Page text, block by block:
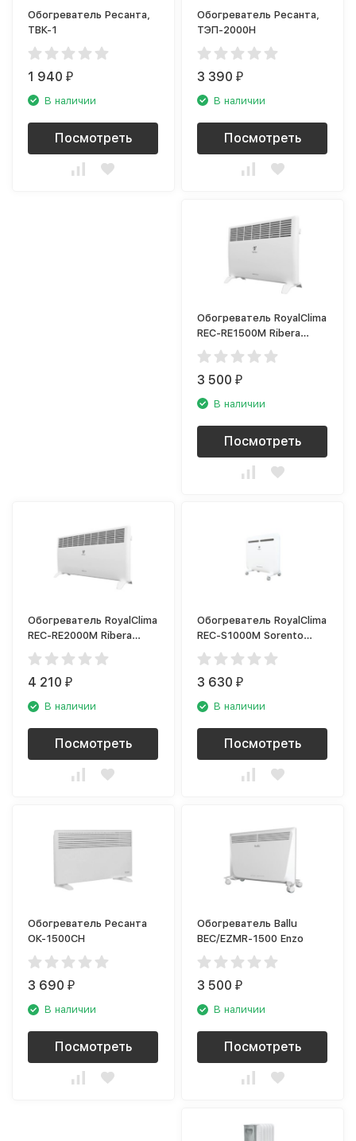
Обогреватель Ресанта,
ТВК-1
1 940₽
В наличии
Посмотреть
Обогреватель Ресанта,
ТЭП-2000Н
3 390₽
В наличии
Посмотреть
Обогреватель RoyalClima
REC-RE1500M Ribera
Econo
3 500₽
В наличии
Посмотреть
Обогреватель RoyalClima
REC-RE2000M Ribera
Econo
4 210₽
В наличии
Посмотреть
Обогреватель RoyalClima
REC-S1000M Sorento
Meccanico
3 630₽
В наличии
Посмотреть
Обогреватель Ресанта
ОК-1500СН
3 690₽
В наличии
Посмотреть
Обогреватель Ballu
BEC/EZMR-1500 Enzo
3 500₽
В наличии
Посмотреть